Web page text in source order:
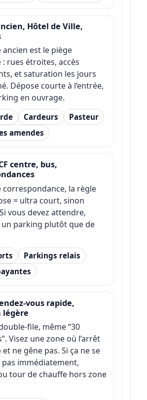
Hôtel de Ville,
ancien est le piège
: rues étroites, accès
et saturation les jours
Dépose courte à l’entrée,
en ouvrage.
Cardeurs
Pasteur
amendes
centre, bus,
correspondance, la règle
= ultra court, sinon
vous devez attendre,
un parking plutôt que de
Parkings relais
vous rapide,
légère
file, même “30
Visez une zone où l’arrêt
ne gêne pas. Si ça ne se
immédiatement,
tour de chauffe hors zone